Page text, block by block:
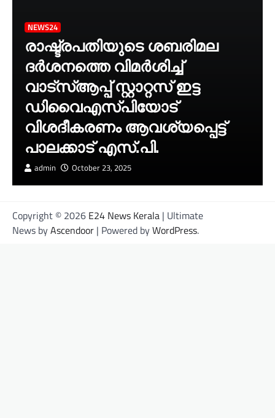
NEWS24
രാഷ്ട്രപതിയുടെ ശബരിമല
ദർശനത്തെ വിമർശിച്ച്
വാട്‌സ്ആപ്പ് സ്റ്റാറ്റസ് ഇട്ട
ഡിവൈഎസ്‌പിയോട്
വിശദീകരണം ആവശ്യപ്പെട്ട്
പാലക്കാട് എസ്.പി.
admin October 23, 2025
Copyright © 2026 E24 News Kerala | Ultimate
News byAscendoor | Powered byWordPress.